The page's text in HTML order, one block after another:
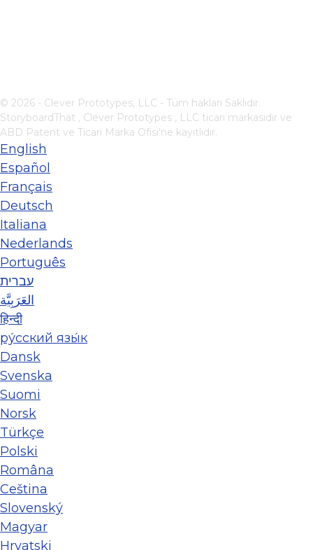
© 2026 - Clever Prototypes, LLC - Tüm hakları Saklıdır.
StoryboardThat , Clever Prototypes , LLC ticari markasıdır ve
ABD Patent ve Ticari Marka Ofisi'ne kayıtlıdır.
English
Español
Français
Deutsch
Italiana
Nederlands
Português
עברית
العَرَبِيَّة
हिन्दी
ру́сский язы́к
Dansk
Svenska
Suomi
Norsk
Türkçe
Polski
Româna
Ceština
Slovenský
Magyar
Hrvatski